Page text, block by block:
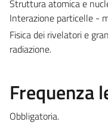
Struttura atomica e
Interazione particelle -
Fisica dei rivelatori e
radiazione.
Frequenza
Obbligatoria.